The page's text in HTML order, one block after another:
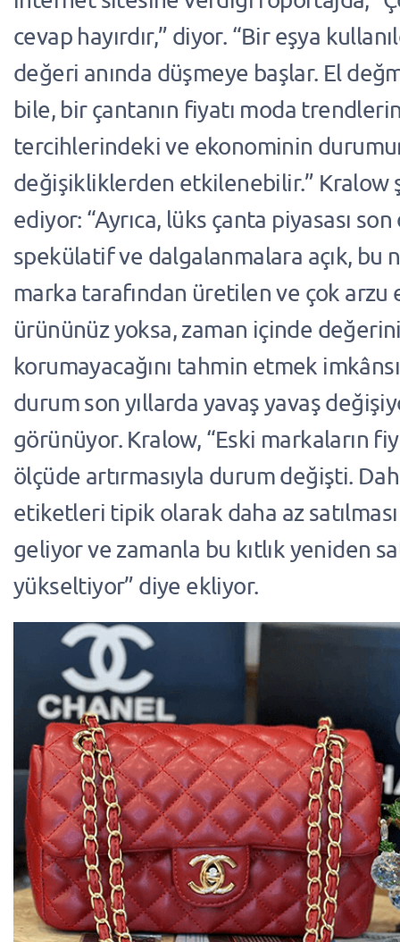
cevap hayırdır,” diyor. “Bir eşya
değeri anında düşmeye başlar. El
bile, bir çantanın fiyatı moda
tercihlerindeki ve ekonominin
değişikliklerden etkilenebilir.” Kralow
ediyor: “Ayrıca, lüks çanta piyasası
spekülatif ve dalgalanmalara açık, bu
marka tarafından üretilen ve çok arzu
ürününüz yoksa, zaman içinde
korumayacağını tahmin etmek
durum son yıllarda yavaş yavaş
görünüyor. Kralow, “Eski markaların
ölçüde artırmasıyla durum değişti.
etiketleri tipik olarak daha az
geliyor ve zamanla bu kıtlık yeniden
yükseltiyor” diye ekliyor.